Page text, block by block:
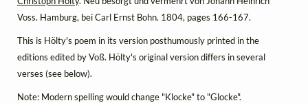
Voss. Hamburg, bei Carl Ernst Bohn. 1804, pages 166-167.
This is Hölty's poem in its version posthumously printed in the
editions edited by Voß. Hölty's original version differs in several
verses (see below).
Note: Modern spelling would change "Klocke" to "Glocke".